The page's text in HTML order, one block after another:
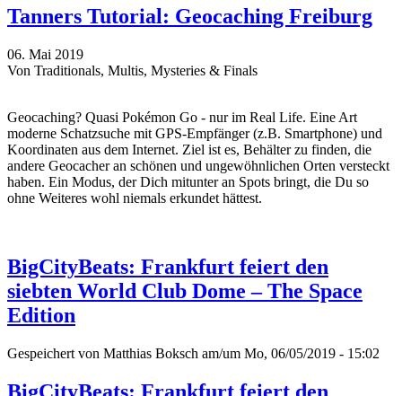
Tanners Tutorial: Geocaching Freiburg
06. Mai 2019
Von Traditionals, Multis, Mysteries & Finals
Geocaching? Quasi Pokémon Go - nur im Real Life. Eine Art
moderne Schatzsuche mit GPS-Empfänger (z.B. Smartphone) und
Koordinaten aus dem Internet. Ziel ist es, Behälter zu finden, die
andere Geocacher an schönen und ungewöhnlichen Orten versteckt
haben. Ein Modus, der Dich mitunter an Spots bringt, die Du so
ohne Weiteres wohl niemals erkundet hättest.
BigCityBeats: Frankfurt feiert den
siebten World Club Dome – The Space
Edition
Gespeichert von Matthias Boksch am/um Mo, 06/05/2019 - 15:02
BigCityBeats: Frankfurt feiert den